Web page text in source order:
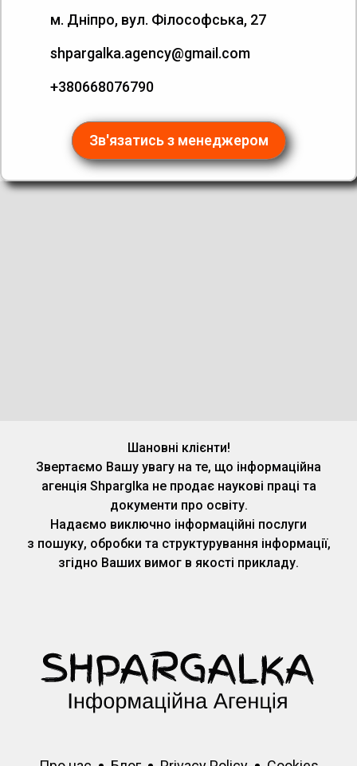
м. Дніпро, вул. Філософська, 27
shpargalka.agency@gmail.com
+380668076790
Зв'язатись з менеджером
Шановні клієнти!
Звертаємо Вашу увагу на те, що інформаційна
агенція Shparglka не продає наукові праці та
документи про освіту.
Надаємо виключно інформаційні послуги
з пошуку, обробки та структурування інформації,
згідно Ваших вимог в якості прикладу.